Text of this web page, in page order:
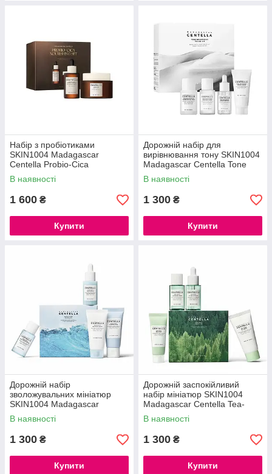
Набір з пробіотиками
SKIN1004 Madagascar
Centella Probio-Cica
Nourishing Set (f/ser/50 мл+
f/cr/50 мл)
В наявності
1 600 ₴
Купити
Дорожній набір для
вирівнювання тону SKIN1004
Madagascar Centella Tone
Brightening Travel Kit
(20ml+30ml+30ml+30ml)
В наявності
1 300 ₴
Купити
Дорожній набір
зволожувальних мініатюр
SKIN1004 Madagascar
Centella Hyalu-Cica Travel Kit
(30ml+30ml+30ml+30ml)
В наявності
1 300 ₴
Купити
Дорожній заспокійливий
набір мініатюр SKIN1004
Madagascar Centella Tea-
Trica Travel Kit
(20ml+30ml+30ml+30ml)
В наявності
1 300 ₴
Купити